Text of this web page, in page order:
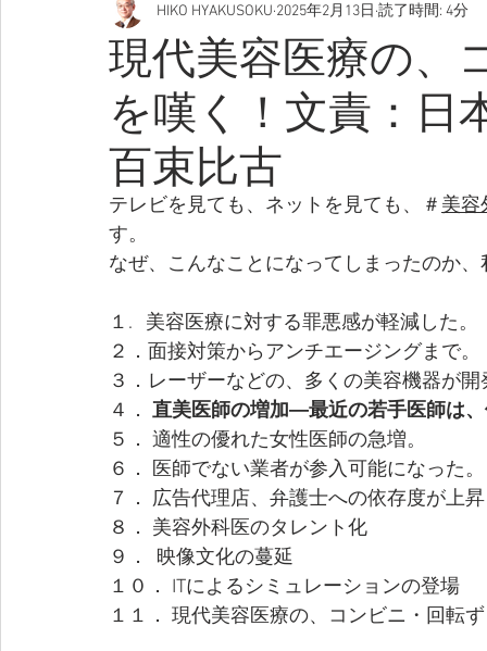
バストを大きくする前に読んでおく本 新項目
現代美容医療の、
を嘆く！文責：
百束比古
HIKO HYAKUSOKU 2025年2月13日 読了時間: 4分
テレビを見ても、ネットを見ても、＃ 美容
す。
なぜ、こんなことになってしまったのか
１.   美容医療に対する罪悪感が軽減した。
２．面接対策からアンチエージングまで。
３．レーザーなどの、多くの美容機器が
４． 直美医師の増加―最近の若手医師は
５． 適性の優れた女性医師の急増。
６． 医師でない業者が参入可能になった。
７． 広告代理店、弁護士への依存度が上
８． 美容外科医のタレント化
９．  映像文化の蔓延
１０． ITによるシミュレーションの登
１１． 現代美容医療の、コンビニ・回転